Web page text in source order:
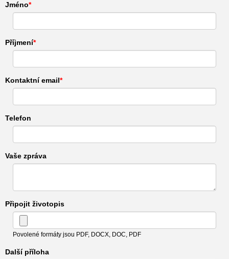
Jméno
Příjmení
Kontaktní email
Telefon
Vaše zpráva
Připojit životopis
Povolené formáty jsou PDF, DOCX, DOC, PDF
Další příloha